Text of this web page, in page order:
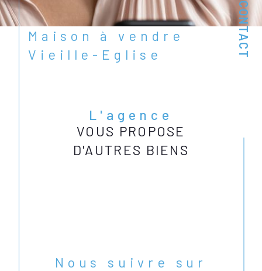
CONTACT
Maison à vendre
Vieille-Eglise
L'agence
VOUS PROPOSE
D'AUTRES BIENS
Nous suivre sur